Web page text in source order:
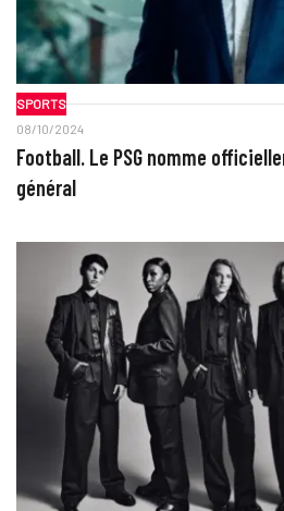
SPORTS
08/10/2024
Football. Le PSG nomme
général